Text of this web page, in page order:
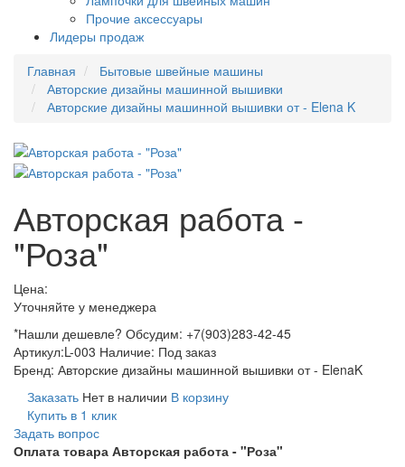
Прочие аксессуары
Лидеры продаж
Главная
Бытовые швейные машины
Авторские дизайны машинной вышивки
Авторские дизайны машинной вышивки от - Elena K
Авторская работа -
"Роза"
Цена:
Уточняйте у менеджера
*Нашли дешевле? Обсудим: +7(903)283-42-45
Артикул:L-003 Наличие: Под заказ
Бренд: Авторские дизайны машинной вышивки от - ElenaK
Заказать Нет в наличии В корзину
Купить в 1 клик
Задать вопрос
Оплата товара Авторская работа - "Роза"